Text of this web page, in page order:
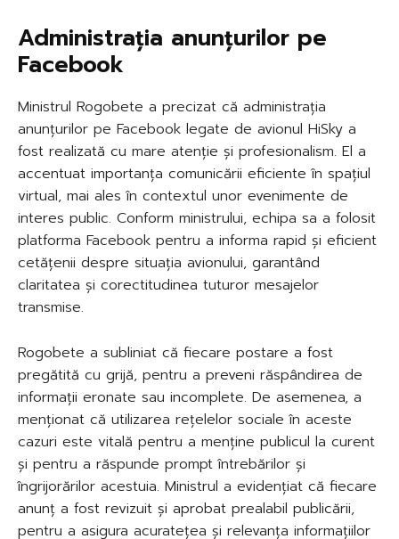
Administrația anunțurilor pe
Facebook
Ministrul Rogobete a precizat că administrația
anunțurilor pe Facebook legate de avionul HiSky a
fost realizată cu mare atenție și profesionalism. El a
accentuat importanța comunicării eficiente în spațiul
virtual, mai ales în contextul unor evenimente de
interes public. Conform ministrului, echipa sa a folosit
platforma Facebook pentru a informa rapid și eficient
cetățenii despre situația avionului, garantând
claritatea și corectitudinea tuturor mesajelor
transmise.
Rogobete a subliniat că fiecare postare a fost
pregătită cu grijă, pentru a preveni răspândirea de
informații eronate sau incomplete. De asemenea, a
menționat că utilizarea rețelelor sociale în aceste
cazuri este vitală pentru a menține publicul la curent
și pentru a răspunde prompt întrebărilor și
îngrijorărilor acestuia. Ministrul a evidențiat că fiecare
anunț a fost revizuit și aprobat prealabil publicării,
pentru a asigura acuratețea și relevanța informațiilor